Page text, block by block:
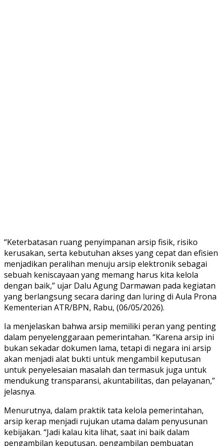
“Keterbatasan ruang penyimpanan arsip fisik, risiko
kerusakan, serta kebutuhan akses yang cepat dan efisien
menjadikan peralihan menuju arsip elektronik sebagai
sebuah keniscayaan yang memang harus kita kelola
dengan baik,” ujar Dalu Agung Darmawan pada kegiatan
yang berlangsung secara daring dan luring di Aula Prona
Kementerian ATR/BPN, Rabu, (06/05/2026).
Ia menjelaskan bahwa arsip memiliki peran yang penting
dalam penyelenggaraan pemerintahan. “Karena arsip ini
bukan sekadar dokumen lama, tetapi di negara ini arsip
akan menjadi alat bukti untuk mengambil keputusan
untuk penyelesaian masalah dan termasuk juga untuk
mendukung transparansi, akuntabilitas, dan pelayanan,”
jelasnya.
Menurutnya, dalam praktik tata kelola pemerintahan,
arsip kerap menjadi rujukan utama dalam penyusunan
kebijakan. “Jadi kalau kita lihat, saat ini baik dalam
pengambilan keputusan, pengambilan pembuatan